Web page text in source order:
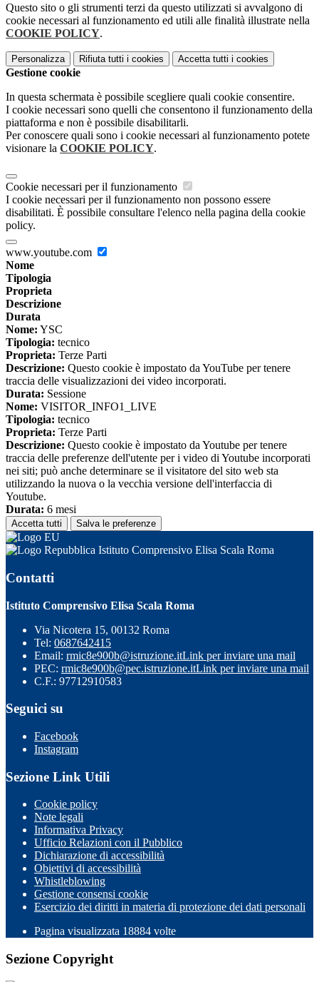
Questo sito o gli strumenti terzi da questo utilizzati si avvalgono di
cookie necessari al funzionamento ed utili alle finalità illustrate nella
COOKIE POLICY.
Personalizza Rifiuta tutti i cookies Accetta tutti i cookies
Gestione cookie
In questa schermata è possibile scegliere quali cookie consentire.
I cookie necessari sono quelli che consentono il funzionamento della
piattaforma e non è possibile disabilitarli.
Per conoscere quali sono i cookie necessari al funzionamento potete
visionare la COOKIE POLICY.
Cookie necessari per il funzionamento
I cookie necessari per il funzionamento non possono essere
disabilitati. È possibile consultare l'elenco nella pagina della cookie
policy.
www.youtube.com
Nome
Tipologia
Proprieta
Descrizione
Durata
Nome: YSC
Tipologia: tecnico
Proprieta: Terze Parti
Descrizione: Questo cookie è impostato da YouTube per tenere
traccia delle visualizzazioni dei video incorporati.
Durata: Sessione
Nome: VISITOR_INFO1_LIVE
Tipologia: tecnico
Proprieta: Terze Parti
Descrizione: Questo cookie è impostato da Youtube per tenere
traccia delle preferenze dell'utente per i video di Youtube incorporati
nei siti; può anche determinare se il visitatore del sito web sta
utilizzando la nuova o la vecchia versione dell'interfaccia di
Youtube.
Durata: 6 mesi
Accetta tutti Salva le preferenze
Istituto Comprensivo Elisa Scala Roma
Contatti
Istituto Comprensivo Elisa Scala Roma
Via Nicotera 15, 00132 Roma
Tel: 0687642415
Email: rmic8e900b@istruzione.itLink per inviare una mail
PEC: rmic8e900b@pec.istruzione.itLink per inviare una mail
C.F.: 97712910583
Seguici su
Facebook
Instagram
Sezione Link Utili
Cookie policy
Note legali
Informativa Privacy
Ufficio Relazioni con il Pubblico
Dichiarazione di accessibilità
Obiettivi di accessibilità
Whistleblowing
Gestione consensi cookie
Esercizio dei diritti in materia di protezione dei dati personali
Pagina visualizzata 18884 volte
Sezione Copyright